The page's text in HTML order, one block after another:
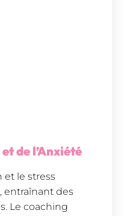
de l’Anxiété
et le stress
entraînant des
Le coaching